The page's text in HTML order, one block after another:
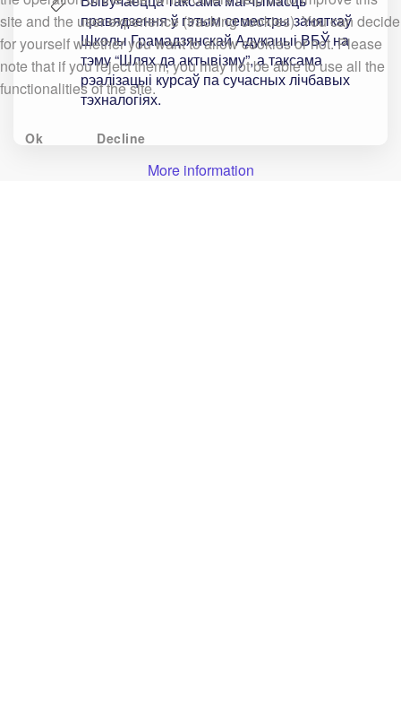
правядзення ў гэтым семестры заняткаў
Школы Грамадзянскай Адукацыі ВБЎ на
тэму “Шлях да актывізму”, а таксама
рэалізацыі курсаў па сучасных лічбавых
тэхналогіях.
site and the user experience (tracking cookies). You can decide
for yourself whether you want to allow cookies or not. Please
note that if you reject them, you may not be able to use all the
functionalities of the site.
Ok Decline
More information